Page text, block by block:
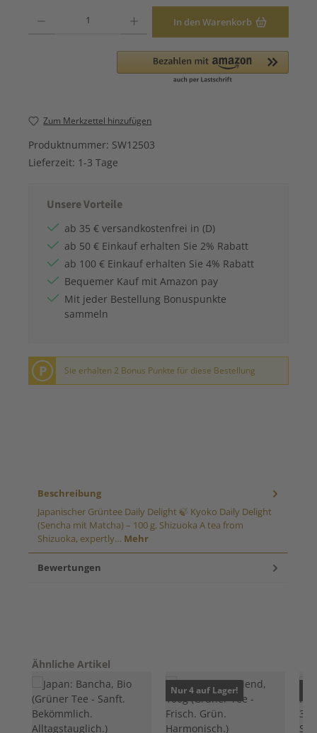
In den Warenkorb
Zum Merkzettel hinzufügen
Produktnummer: SW12503
Lieferzeit: 1-3 Tage
Unsere Vorteile
ab 35 € versandkostenfrei in (D)
ab 50 € Einkauf erhalten Sie 2% Rabatt
ab 100 € Einkauf erhalten Sie 4% Rabatt
Bequemer Kauf mit Amazon pay
Mit jeder Bestellung Bonuspunkte
sammeln
P Sie erhalten 2 Bonus Punkte für diese Bestellung
Beschreibung
Japanischer Grüntee Daily Delight 🍃 Kyoko Daily Delight
(Sencha mit Matcha) – 100 g, Shizuoka A tea from
Shizuoka, expertly… Mehr
Bewertungen
Produktgalerie überspringen
Ähnliche Artikel
Nur 4 auf Lager!